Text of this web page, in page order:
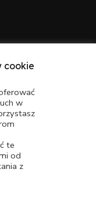
Osobowych
Wszelkie
Kresek
cookie
w
te
od
z